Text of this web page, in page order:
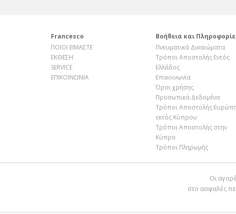
Francesco
ΠΟΙΟΙ ΕΙΜΑΣΤΕ
ΕΚΘΕΣΗ
SERVICE
ΕΠΙΚΟΙΝΩΝΙΑ
Βοήθεια και
Πνευματικά Δικαιώματα
Τρόποι Αποστολής Εντός
Ελλάδος
Επικοινωνία
Όροι χρήσης
Προσωπικά Δεδομένα
Τρόποι Αποστολής
εκτός Κύπρου
Τρόποι Αποστολής στην
Κύπρο
Τρόποι Πληρωμής
Οι
στο ασφαλές